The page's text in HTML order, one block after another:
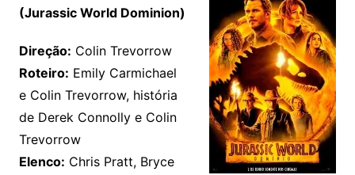
(Jurassic World Dominion)
Direção: Colin Trevorrow
Roteiro: Emily Carmichael
e Colin Trevorrow, história
de Derek Connolly e Colin
Trevorrow
Elenco: Chris Pratt, Bryce